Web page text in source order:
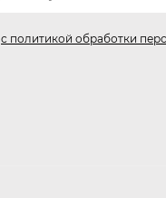
с политикой обработки